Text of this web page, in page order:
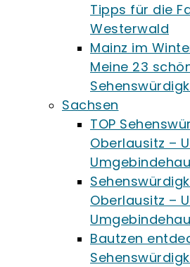
Tipps für die
Westerwald
Mainz im
Meine 23
Sachsen
TOP
Oberlausitz –
Oberlausitz –
Bautzen